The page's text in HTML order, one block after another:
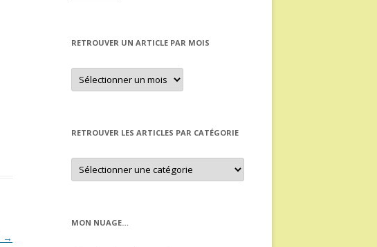
→
RETROUVER UN ARTICLE PAR MOIS
Retrouver
un
article
RETROUVER LES ARTICLES PAR CATÉGORIE
Retrouver
les
articles
MON NUAGE…